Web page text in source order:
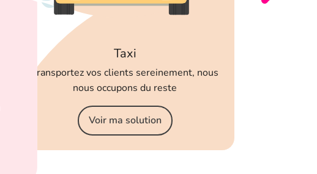
Taxi
Transportez vos clients sereinement, nous
nous occupons du reste
Voir ma solution